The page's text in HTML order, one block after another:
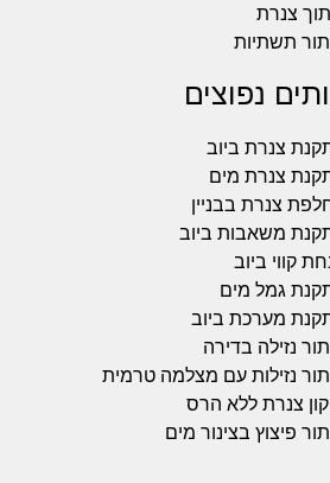
צנרת
תשתיות
נפוצים
צנרת ביוב
צנרת מים
צנרת בבניין
משאבות ביוב
קווי ביוב
גמל מים
מערכת ביוב
נזילה בדירה
נזילות עם מצלמה טרמית
צנרת ללא הרס
פיצוץ בצינור מים